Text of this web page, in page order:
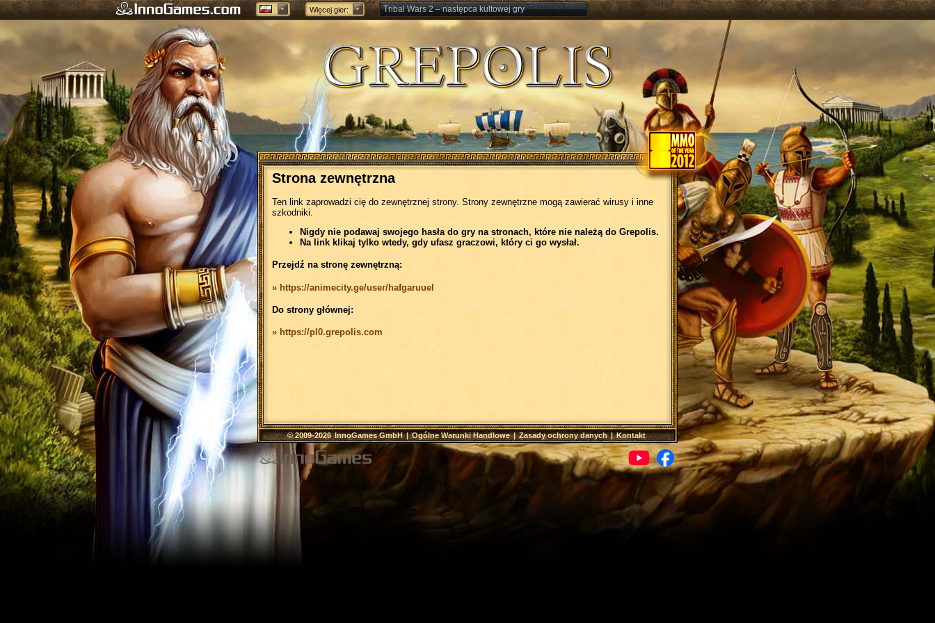
Więcej gier: Tribal Wars 2 – następca kultowej gry
Forge of Empires – Strategia o epokach cywilizacji
Strona zewnętrzna
Ten link zaprowadzi cię do zewnętrznej strony. Strony zewnętrzne mogą zawierać wirusy i inne
szkodniki.
Nigdy nie podawaj swojego hasła do gry na stronach, które nie należą do Grepolis.
Na link klikaj tylko wtedy, gdy ufasz graczowi, który ci go wysłał.
Przejdź na stronę zewnętrzną:
» https://animecity.ge/user/hafgaruuel
Do strony głównej:
» https://pl0.grepolis.com
© 2009-2026InnoGames GmbH|Ogólne Warunki Handlowe|Zasady ochrony danych|Kontakt